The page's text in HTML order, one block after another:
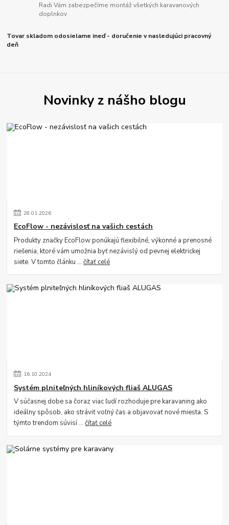
Radi Vám zabezpečíme montáž všetkých karavanových
doplnkov
Tovar skladom odosielame ineď - doručenie v nasledujúci pracovný
deň
Novinky z nášho blogu
28.01.2026
EcoFlow - nezávislosť na vašich cestách
Produkty značky EcoFlow ponúkajú flexibilné, výkonné a prenosné
riešenia, ktoré vám umožnia byť nezávislý od pevnej elektrickej
siete. V tomto článku ...čítať celé
16.10.2024
Systém plniteľných hliníkových fliaš ALUGAS
V súčasnej dobe sa čoraz viac ľudí rozhoduje pre karavaning ako
ideálny spôsob, ako stráviť voľný čas a objavovať nové miesta. S
týmto trendom súvisí ...čítať celé